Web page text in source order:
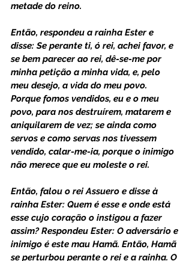
metade do reino.
Então, respondeu a rainha Ester e
disse: Se perante ti, ó rei, achei favor, e
se bem parecer ao rei, dê-se-me por
minha petição a minha vida, e, pelo
meu desejo, a vida do meu povo.
Porque fomos vendidos, eu e o meu
povo, para nos destruírem, matarem e
aniquilarem de vez; se ainda como
servos e como servas nos tivessem
vendido, calar-me-ia, porque o inimigo
não merece que eu moleste o rei.
Então, falou o rei Assuero e disse à
rainha Ester: Quem é esse e onde está
esse cujo coração o instigou a fazer
assim? Respondeu Ester: O adversário e
inimigo é este mau Hamã. Então, Hamã
se perturbou perante o rei e a rainha. O